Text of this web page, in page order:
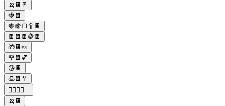
🍌🍫🥛
🍓🍫
🍓🍇🍞🥄🍫
🍫🍫🍫🍇🍫
🎁🍫🍬
🌹🍫💕
😘🍫
🍮🍫🥄
🏊‍♂️🥛🍫
🍌🍫